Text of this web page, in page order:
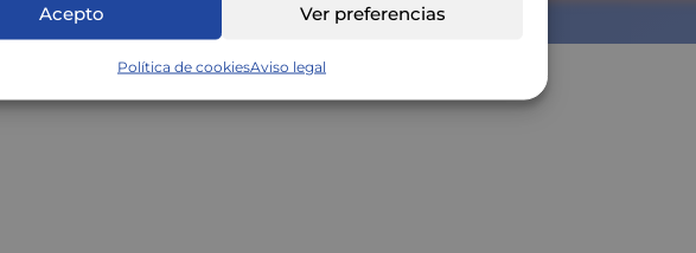
Acepto Ver preferencias
Política de cookiesAviso legal